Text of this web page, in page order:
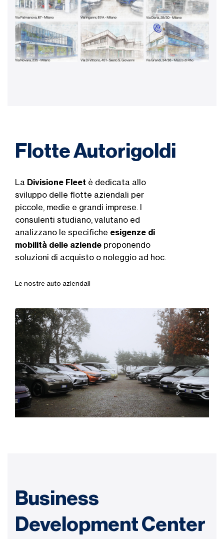
Flotte Autorigoldi
La Divisione Fleet è dedicata allo
sviluppo delle flotte aziendali per
piccole, medie e grandi imprese. I
consulenti studiano, valutano ed
analizzano le specifiche esigenze di
mobilità delle aziende proponendo
soluzioni di acquisto o noleggio ad hoc.
Le nostre auto aziendali
Business
Development Center